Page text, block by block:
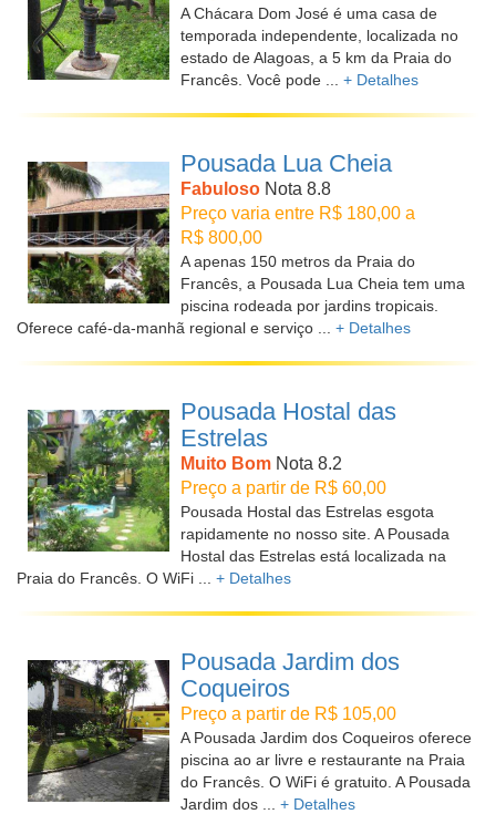
A Chácara Dom José é uma casa de
temporada independente, localizada no
estado de Alagoas, a 5 km da Praia do
Francês. Você pode ... + Detalhes
Pousada Lua Cheia
Fabuloso Nota 8.8
Preço varia entre R$ 180,00 a
R$ 800,00
A apenas 150 metros da Praia do
Francês, a Pousada Lua Cheia tem uma
piscina rodeada por jardins tropicais.
Oferece café-da-manhã regional e serviço ... + Detalhes
Pousada Hostal das
Estrelas
Muito Bom Nota 8.2
Preço a partir de R$ 60,00
Pousada Hostal das Estrelas esgota
rapidamente no nosso site. A Pousada
Hostal das Estrelas está localizada na
Praia do Francês. O WiFi ... + Detalhes
Pousada Jardim dos
Coqueiros
Preço a partir de R$ 105,00
A Pousada Jardim dos Coqueiros oferece
piscina ao ar livre e restaurante na Praia
do Francês. O WiFi é gratuito. A Pousada
Jardim dos ... + Detalhes